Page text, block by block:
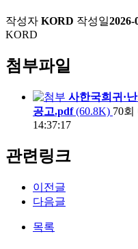
작성자 KORD 작성일2026-
KORD
첨부파일
사한국희귀·
공고.pdf(60.8K) 70회
14:37:17
관련링크
이전글
다음글
목록